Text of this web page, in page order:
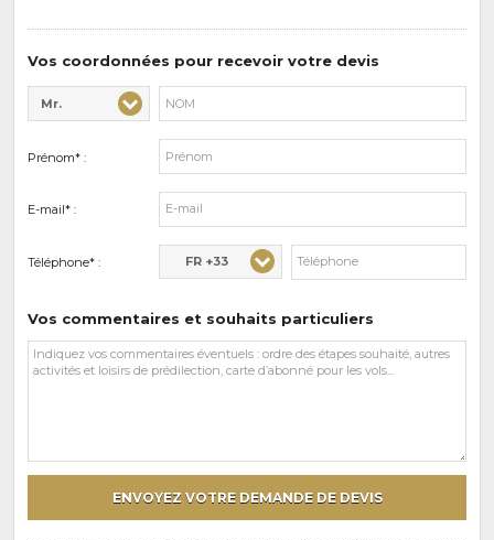
de
Vos coordonnées pour recevoir votre devis
Civilité* :
Mr.
Nom* :
Prénom* :
E-mail* :
Téléphone* : FR +33
Vos commentaires et souhaits particuliers
Vos
commentaires
ENVOYEZ VOTRE DEMANDE DE DEVIS